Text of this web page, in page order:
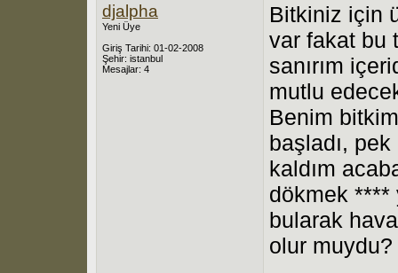
djalpha
Yeni Üye
Giriş Tarihi: 01-02-2008
Şehir: istanbul
Mesajlar: 4
Bitkiniz için
var fakat bu
sanırım
mutlu
Benim
başladı,
kaldım
dökmek ****
bularak
olur muydu?